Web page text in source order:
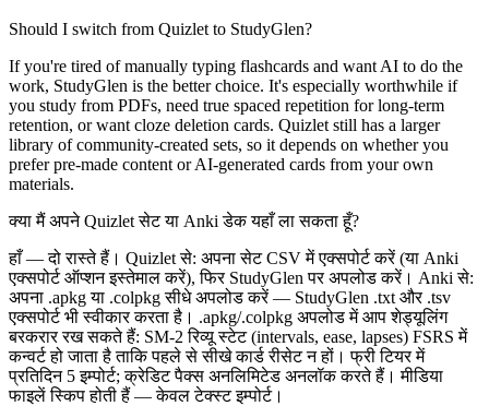
Should I switch from Quizlet to StudyGlen?
If you're tired of manually typing flashcards and want AI to do the
work, StudyGlen is the better choice. It's especially worthwhile if
you study from PDFs, need true spaced repetition for long-term
retention, or want cloze deletion cards. Quizlet still has a larger
library of community-created sets, so it depends on whether you
prefer pre-made content or AI-generated cards from your own
materials.
क्या मैं अपने Quizlet सेट या Anki डेक यहाँ ला सकता हूँ?
हाँ — दो रास्ते हैं। Quizlet से: अपना सेट CSV में एक्सपोर्ट करें (या Anki
एक्सपोर्ट ऑप्शन इस्तेमाल करें), फिर StudyGlen पर अपलोड करें। Anki से:
अपना .apkg या .colpkg सीधे अपलोड करें — StudyGlen .txt और .tsv
एक्सपोर्ट भी स्वीकार करता है। .apkg/.colpkg अपलोड में आप शेड्यूलिंग
बरकरार रख सकते हैं: SM-2 रिव्यू स्टेट (intervals, ease, lapses) FSRS में
कन्वर्ट हो जाता है ताकि पहले से सीखे कार्ड रीसेट न हों। फ्री टियर में
प्रतिदिन 5 इम्पोर्ट; क्रेडिट पैक्स अनलिमिटेड अनलॉक करते हैं। मीडिया
फाइलें स्किप होती हैं — केवल टेक्स्ट इम्पोर्ट।